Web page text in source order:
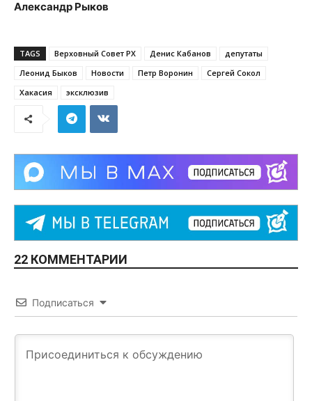
Александр Рыков
TAGS Верховный Совет РХ Денис Кабанов
депутаты
Леонид Быков
Новости Петр Воронин
Сергей Сокол
Хакасия
эксклюзив
22 КОММЕНТАРИИ
Подписаться